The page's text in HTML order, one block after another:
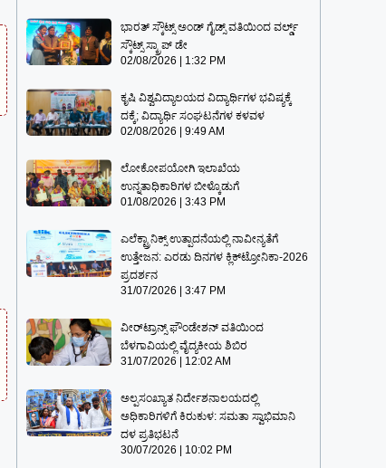
ಭಾರತ್ ಸ್ಕೌಟ್ಸ್ ಅಂಡ್ ಗೈಡ್ಸ್ ವತಿಯಿಂದ ವರ್ಲ್ಡ್
ಸ್ಕೌಟ್ಸ್ ಸ್ಕ್ರಾಪ್ ಡೇ
02/08/2026
1:32 PM
ಕೃಷಿ ವಿಶ್ವವಿದ್ಯಾಲಯದ ವಿದ್ಯಾರ್ಥಿಗಳ ಭವಿಷ್ಯಕ್ಕೆ
ದಕ್ಕೆ; ವಿದ್ಯಾರ್ಥಿ ಸಂಘಟನೆಗಳ ಕಳವಳ
02/08/2026
9:49 AM
ಲೋಕೋಪಯೋಗಿ ಇಲಾಖೆಯ
ಉನ್ನತಾಧಿಕಾರಿಗಳ ಬೀಳ್ಕೊಡುಗೆ
01/08/2026
3:43 PM
ಎಲೆಕ್ಟ್ರಾನಿಕ್ಸ್ ಉತ್ಪಾದನೆಯಲ್ಲಿ ನಾವೀನ್ಯತೆಗೆ
ಉತ್ತೇಜನ: ಎರಡು ದಿನಗಳ ಕ್ಲಿಕ್‌ಟ್ರೋನಿಕಾ-2026
ಪ್ರದರ್ಶನ
31/07/2026
3:47 PM
ವೀರ್‌ಟ್ರಾನ್ಸ್ ಫೌಂಡೇಶನ್ ವತಿಯಿಂದ
ಬೆಳಗಾವಿಯಲ್ಲಿ ವೈದ್ಯಕೀಯ ಶಿಬಿರ
31/07/2026
12:02 AM
ಅಲ್ಪಸಂಖ್ಯಾತ ನಿರ್ದೇಶನಾಲಯದಲ್ಲಿ
ಅಧಿಕಾರಿಗಳಿಗೆ ಕಿರುಕುಳ: ಸಮತಾ ಸ್ವಾಭಿಮಾನಿ
ದಳ ಪ್ರತಿಭಟನೆ
30/07/2026
10:02 PM